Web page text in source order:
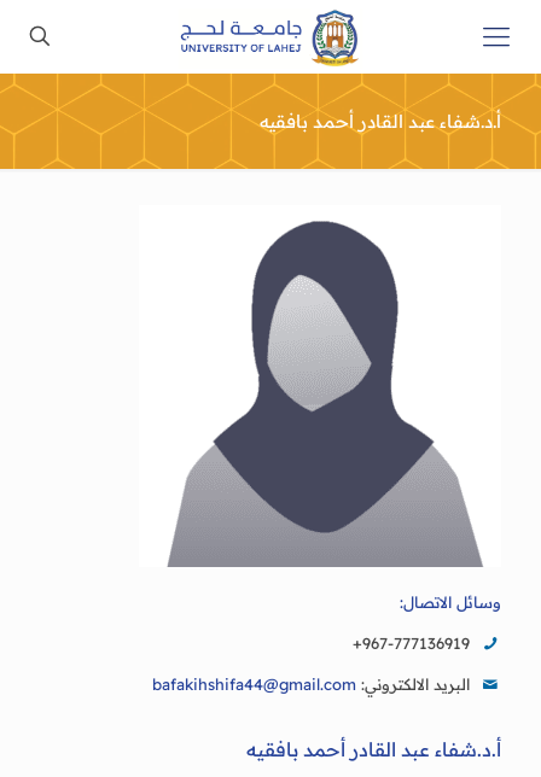
أ.د.شفاء عبد القادر أحمد بافقيه
وسائل الاتصال:
+967-777136919
البريد الالكتروني:bafakihshifa44@gmail.com
أ.د.شفاء عبد القادر أحمد بافقيه